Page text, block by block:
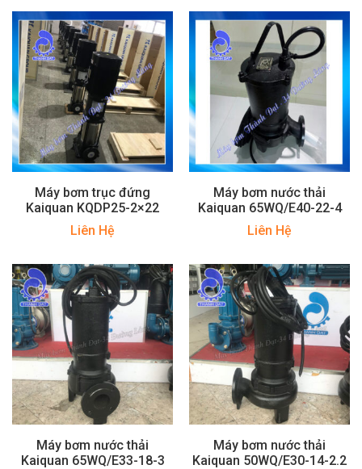
Máy bơm trục đứng
Kaiquan KQDP25-2×22
Liên Hệ
Máy bơm nước thải
Kaiquan 65WQ/E40-22-4
Liên Hệ
Máy bơm nước thải
Kaiquan 65WQ/E33-18-3
Máy bơm nước thải
Kaiquan 50WQ/E30-14-2.2